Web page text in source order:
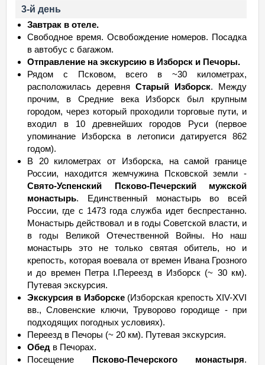
3-й день
Завтрак в отеле.
Свободное время. Освобождение номеров. Посадка
в автобус с багажом.
Отправление на экскурсию в Изборск и Печоры.
Рядом с Псковом, всего в ~30 километрах,
расположилась деревня Старый Изборск. Между
прочим, в Средние века Изборск был крупным
городом, через который проходили торговые пути, и
входил в 10 древнейших городов Руси (первое
упоминание Изборска в летописи датируется 862
годом).
В 20 километрах от Изборска, на самой границе
России, находится жемчужина Псковской земли -
Свято-Успенский Псково-Печерский мужской
монастырь. Единственный монастырь во всей
России, где с 1473 года служба идет беспрестанно.
Монастырь действовал и в годы Советской власти, и
в годы Великой Отечественной Войны. Но наш
монастырь это не только святая обитель, но и
крепость, которая воевала от времен Ивана Грозного
и до времен Петра I.Переезд в Изборск (~ 30 км).
Путевая экскурсия.
Экскурсия в Изборске(Изборская крепость XIV-XVI
вв., Словенские ключи, Труворово городище - при
подходящих погодных условиях).
Переезд в Печоры (~ 20 км). Путевая экскурсия.
Обед в Печорах.
Посещение Псково-Печерского монастыря.